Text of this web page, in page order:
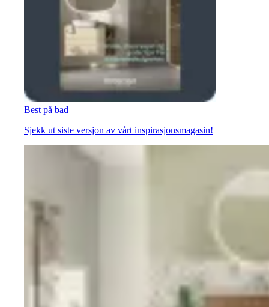
Best på bad
Sjekk ut siste versjon av vårt inspirasjonsmagasin!